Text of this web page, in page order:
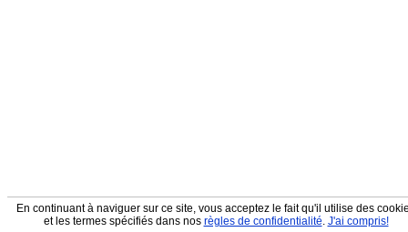
En continuant à naviguer sur ce site, vous acceptez le fait qu'il utilise des
et les termes spécifiés dans nos règles de confidentialité. J'ai compris!